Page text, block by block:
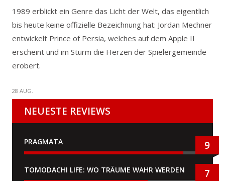
1989 erblickt ein Genre das Licht der Welt, das eigentlich
bis heute keine offizielle Bezeichnung hat: Jordan Mechner
entwickelt Prince of Persia, welches auf dem Apple II
erscheint und im Sturm die Herzen der Spielergemeinde
erobert.
28 AUG.
NEUESTE REVIEWS
PRAGMATA 9
TOMODACHI LIFE: WO TRÄUME WAHR WERDEN 7